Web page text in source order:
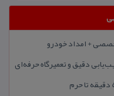
+ امداد خودرو
دقیق و تعمیرگاه حرفه‌ای